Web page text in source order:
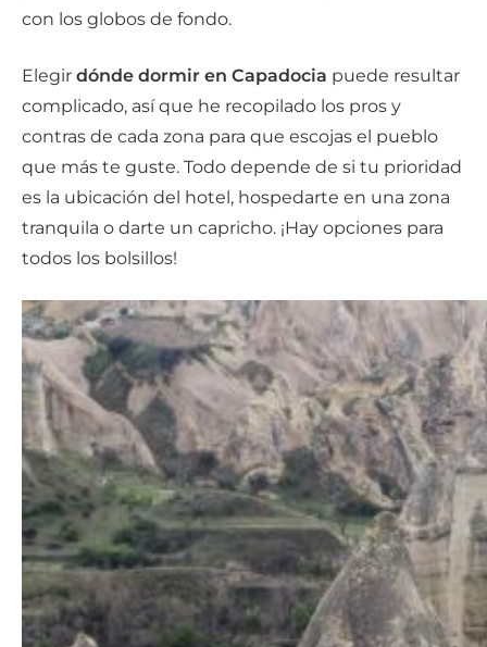
con los globos de fondo.
Elegir dónde dormir en Capadocia puede resultar
complicado, así que he recopilado los pros y
contras de cada zona para que escojas el pueblo
que más te guste. Todo depende de si tu prioridad
es la ubicación del hotel, hospedarte en una zona
tranquila o darte un capricho. ¡Hay opciones para
todos los bolsillos!